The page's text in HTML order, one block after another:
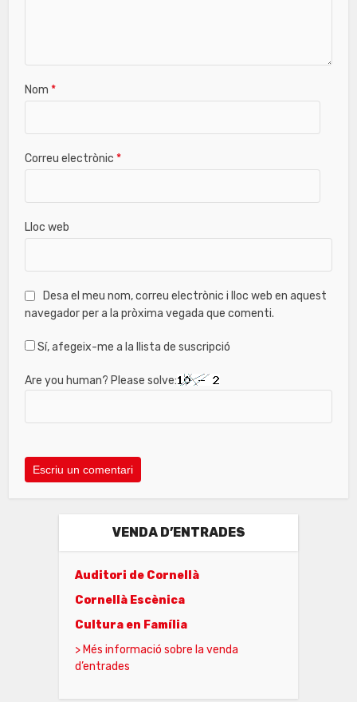
Nom*
Correu electrònic*
Lloc web
Desa el meu nom, correu electrònic i lloc web en aquest
navegador per a la pròxima vegada que comenti.
Sí, afegeix-me a la llista de suscripció
Are you human? Please solve:
VENDA D’ENTRADES
Auditori de Cornellà
Cornellà Escènica
Cultura en Família
> Més informació sobre la venda
d’entrades